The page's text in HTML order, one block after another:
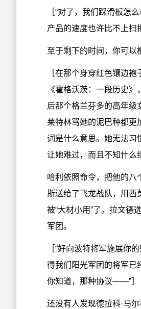
［“对了，我们踩滑板怎
产品的速度也许比不上
至于剩下的时间，你可以
［在那个身穿红色镶边
《霍格沃茨：一段历史
后那个格兰芬多的高年
莱特林骂她的泥巴种都更
词是什么意思。她无法习
让她难过，而且不知什么
哈利依照命令，把他的八
斯送给了飞龙战队，用西
被“大材小用”了。拉文德
军团。
［“好向波特将军施展你
得我们阳光军团的将军
你知道，那种协议——”］
还没有人发现德拉科·马尔